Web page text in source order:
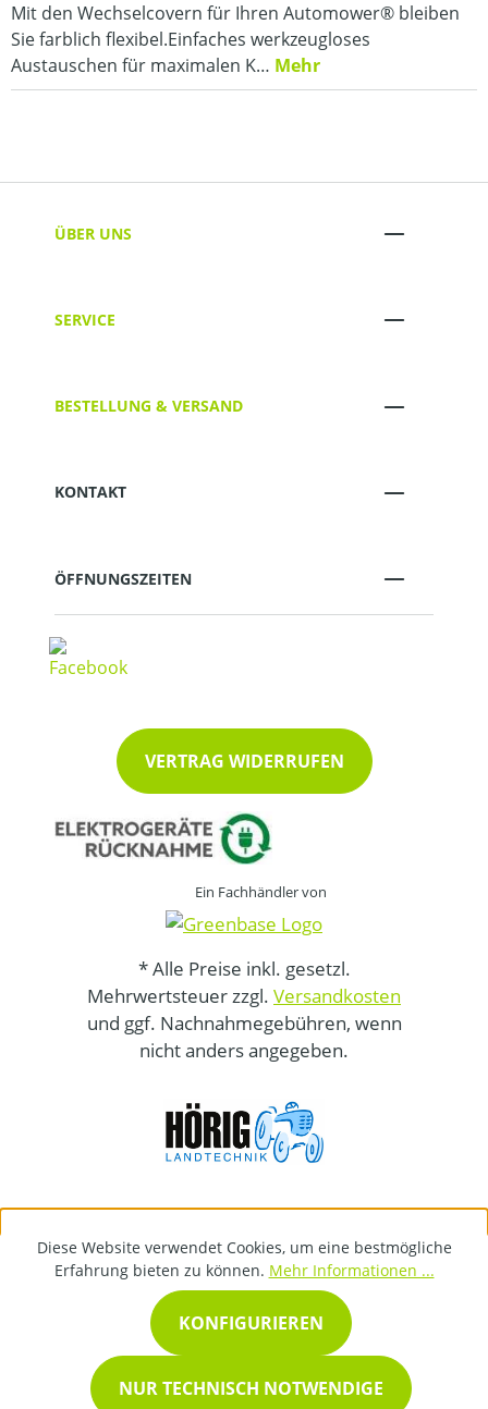
Mit den Wechselcovern für Ihren Automower® bleiben
Sie farblich flexibel.Einfaches werkzeugloses
Austauschen für maximalen K… Mehr
ÜBER UNS
SERVICE
BESTELLUNG & VERSAND
KONTAKT
ÖFFNUNGSZEITEN
VERTRAG WIDERRUFEN
Ein Fachhändler von
* Alle Preise inkl. gesetzl.
Mehrwertsteuer zzgl. Versandkosten
und ggf. Nachnahmegebühren, wenn
nicht anders angegeben.
Diese Website verwendet Cookies, um eine bestmögliche
Erfahrung bieten zu können. Mehr Informationen ...
NUR TECHNISCH NOTWENDIGE
KONFIGURIEREN